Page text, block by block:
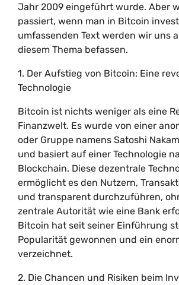
Jahr 2009 eingeführt wurde. Aber
passiert, wenn man in Bitcoin
umfassenden Text werden wir uns
diesem Thema befassen.
1. Der Aufstieg von Bitcoin: Eine
Technologie
Bitcoin ist nichts weniger als eine
Finanzwelt. Es wurde von einer
oder Gruppe namens Satoshi
und basiert auf einer Technologie
Blockchain. Diese dezentrale
ermöglicht es den Nutzern,
und transparent durchzuführen,
zentrale Autorität wie eine Bank
Bitcoin hat seit seiner Einführung
Popularität gewonnen und ein
verzeichnet.
2. Die Chancen und Risiken beim